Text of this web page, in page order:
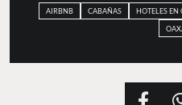
AIRBNB CABAÑAS HOTELES EN